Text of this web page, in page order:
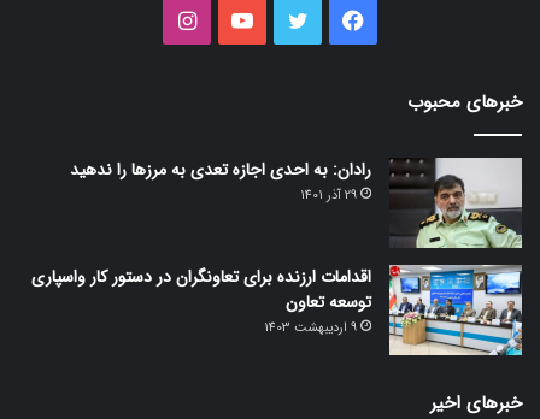
فیس
توییتر یوتیوب
خبرهای محبوب
رادان: به احدی اجازه تعدی به مرزها را ندهید
29 آذر 1401
اقدامات ارزنده برای تعاونگران در دستور کار واسپاری
توسعه تعاون
9 اردیبهشت 1403
خبرهای اخیر